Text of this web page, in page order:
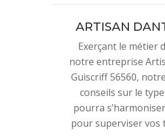
ARTISAN
Exerçant le métier
notre entreprise
Guiscriff 56560,
conseils sur le
pourra
pour superviser vos